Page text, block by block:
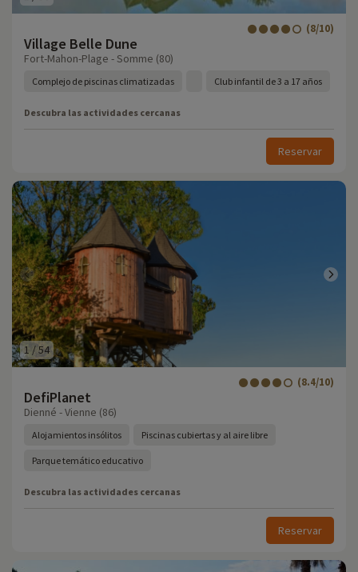
Village Belle Dune
(8/10)
Fort-Mahon-Plage - Somme (80)
Complejo de piscinas climatizadas Club infantil de 3 a 17 años
Descubra las actividades cercanas
Reservar
1 /54
DefiPlanet
(8.4/10)
Dienné - Vienne (86)
Alojamientos insólitos Piscinas cubiertas y al aire libre
Parque temático educativo
Descubra las actividades cercanas
Reservar